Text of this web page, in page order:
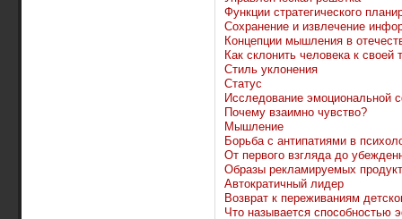
Функции стратегического
Сохранение и извлечение
Концепции мышления в
Как склонить человека к своей
Стиль уклонения
Статус
Исследование эмоциональной
Почему взаимно чувство?
Мышление
Борьба с антипатиями в
От первого взгляда до
Образы рекламируемых
Автократичный лидер
Возврат к переживаниям
Что называется способностью